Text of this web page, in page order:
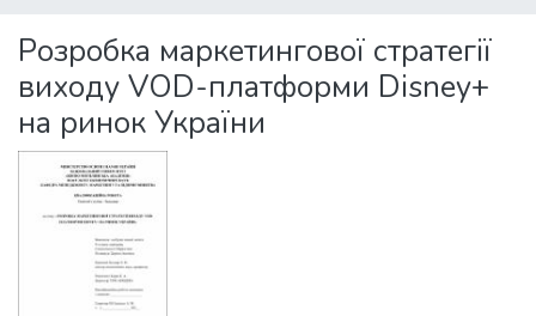
Statistics
Розробка маркетингової стратегії
виходу VOD-платформи Disney+
на ринок України